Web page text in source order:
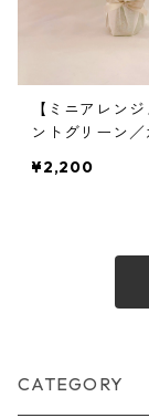
【ミニアレン
ントグリーン／
¥2,200
CATEGORY